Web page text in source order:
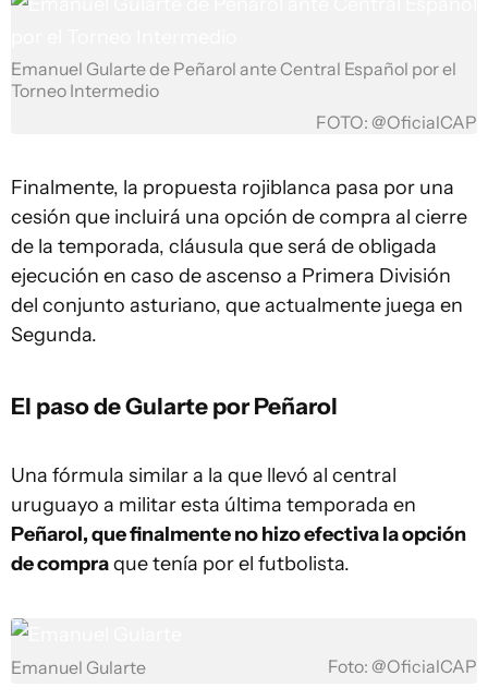
Emanuel Gularte de Peñarol ante Central Español por el
Torneo Intermedio
FOTO: @OficialCAP
Finalmente, la propuesta rojiblanca pasa por una
cesión que incluirá una opción de compra al cierre
de la temporada, cláusula que será de obligada
ejecución en caso de ascenso a Primera División
del conjunto asturiano, que actualmente juega en
Segunda.
El paso de Gularte por Peñarol
Una fórmula similar a la que llevó al central
uruguayo a militar esta última temporada en
Peñarol, que finalmente no hizo efectiva la opción
de compraque tenía por el futbolista.
Emanuel Gularte Foto: @OficialCAP